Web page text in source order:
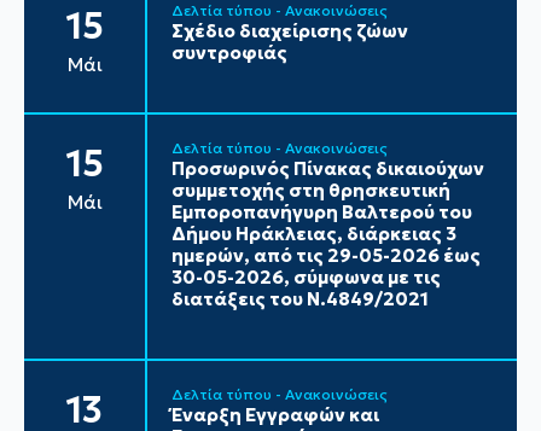
15
Μάι
Δελτία τύπου - Ανακοινώσεις
Σχέδιο διαχείρισης ζώων
συντροφιάς
15
Μάι
Δελτία τύπου - Ανακοινώσεις
Προσωρινός Πίνακας δικαιούχων
συμμετοχής στη θρησκευτική
Εμποροπανήγυρη Βαλτερού του
Δήμου Ηράκλειας, διάρκειας 3
ημερών, από τις 29-05-2026 έως
30-05-2026, σύμφωνα με τις
διατάξεις του Ν.4849/2021
13 Δελτία τύπου - Ανακοινώσεις
Έναρξη Εγγραφών και